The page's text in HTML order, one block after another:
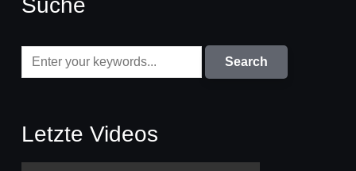
Suche
Letzte Videos